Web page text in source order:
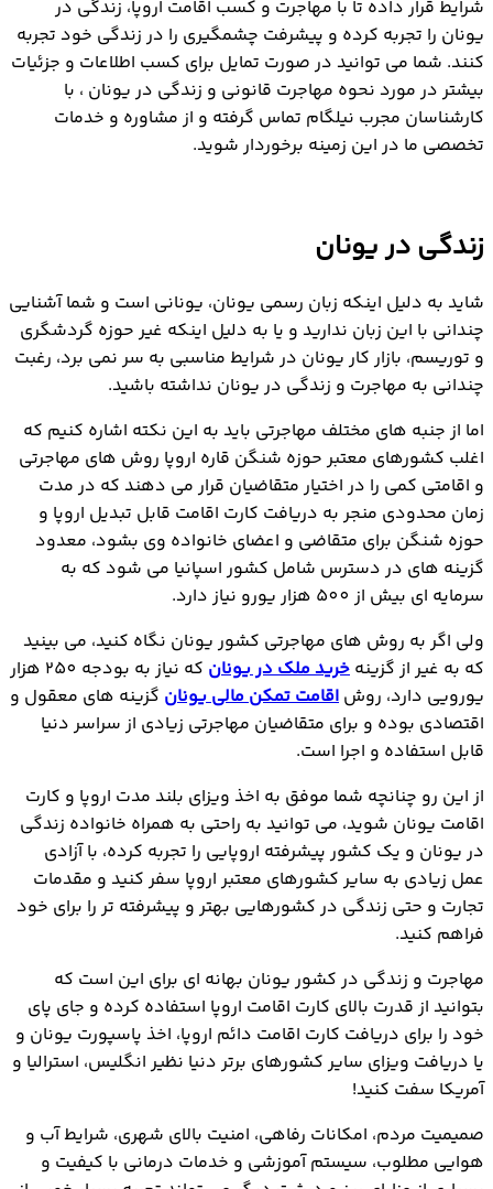
شرایط قرار داده تا با مهاجرت و کسب اقامت اروپا، زندگی در
یونان را تجربه کرده و پیشرفت چشمگیری را در زندگی خود تجربه
کنند. شما می توانید در صورت تمایل برای کسب اطلاعات و جزئیات
بیشتر در مورد نحوه مهاجرت قانونی و زندگی در یونان ، با
کارشناسان مجرب نیلگام تماس گرفته و از مشاوره و خدمات
تخصصی ما در این زمینه برخوردار شوید.
زندگی در یونان
شاید به دلیل اینکه زبان رسمی یونان، یونانی است و شما آشنایی
چندانی با این زبان ندارید و یا به دلیل اینکه غیر حوزه گردشگری
و توریسم، بازار کار یونان در شرایط مناسبی به سر نمی برد، رغبت
چندانی به مهاجرت و زندگی در یونان نداشته باشید.
اما از جنبه های مختلف مهاجرتی باید به این نکته اشاره کنیم که
اغلب کشورهای معتبر حوزه شنگن قاره اروپا روش های مهاجرتی
و اقامتی کمی را در اختیار متقاضیان قرار می دهند که در مدت
زمان محدودی منجر به دریافت کارت اقامت قابل تبدیل اروپا و
حوزه شنگن برای متقاضی و اعضای خانواده وی بشود، معدود
گزینه های در دسترس شامل کشور اسپانیا می شود که به
سرمایه ای بیش از 500 هزار یورو نیاز دارد.
ولی اگر به روش های مهاجرتی کشور یونان نگاه کنید، می بینید
که به غیر از گزینه خرید ملک در یونان
که نیاز به بودجه 250 هزار
یورویی دارد، روش اقامت تمکن مالی یونان گزینه های معقول و
اقتصادی بوده و برای متقاضیان مهاجرتی زیادی از سراسر دنیا
قابل استفاده و اجرا است.
از این رو چنانچه شما موفق به اخذ ویزای بلند مدت اروپا و کارت
اقامت یونان شوید، می توانید به راحتی به همراه خانواده زندگی
در یونان و یک کشور پیشرفته اروپایی را تجربه کرده، با آزادی
عمل زیادی به سایر کشورهای معتبر اروپا سفر کنید و مقدمات
تجارت و حتی زندگی در کشورهایی بهتر و پیشرفته تر را برای خود
فراهم کنید.
مهاجرت و زندگی در کشور یونان بهانه ای برای این است که
بتوانید از قدرت بالای کارت اقامت اروپا استفاده کرده و جای پای
خود را برای دریافت کارت اقامت دائم اروپا، اخذ پاسپورت یونان و
یا دریافت ویزای سایر کشورهای برتر دنیا نظیر انگلیس، استرالیا و
آمریکا سفت کنید!
صمیمیت مردم، امکانات رفاهی، امنیت بالای شهری، شرایط آب و
هوایی مطلوب، سیستم آموزشی و خدمات درمانی با کیفیت و